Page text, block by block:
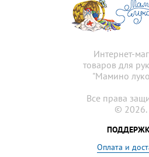
Интернет-
товаров для
"Мамино
Все права
© 2026.
Оплата и